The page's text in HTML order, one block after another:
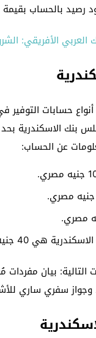
بقيمة 1000 جنيه مصري.
الأفريقي:
حسابات التوفير
عن الحساب:
هي 40 جنيه مصري.
التالية: بيان
وجواز سفري ساري